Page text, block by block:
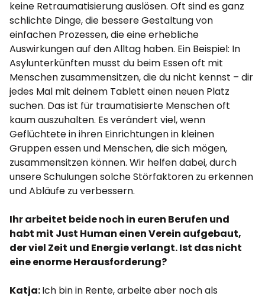
keine Retraumatisierung auslösen. Oft sind es ganz
schlichte Dinge, die bessere Gestaltung von
einfachen Prozessen, die eine erhebliche
Auswirkungen auf den Alltag haben. Ein Beispiel: In
Asylunterkünften musst du beim Essen oft mit
Menschen zusammensitzen, die du nicht kennst – dir
jedes Mal mit deinem Tablett einen neuen Platz
suchen. Das ist für traumatisierte Menschen oft
kaum auszuhalten. Es verändert viel, wenn
Geflüchtete in ihren Einrichtungen in kleinen
Gruppen essen und Menschen, die sich mögen,
zusammensitzen können. Wir helfen dabei, durch
unsere Schulungen solche Störfaktoren zu erkennen
und Abläufe zu verbessern.
Ihr arbeitet beide noch in euren Berufen und
habt mit Just Human einen Verein aufgebaut,
der viel Zeit und Energie verlangt. Ist das nicht
eine enorme Herausforderung?
Katja:Ich bin in Rente, arbeite aber noch als